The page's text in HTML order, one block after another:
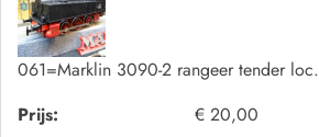
061=Marklin 3090-2 rangeer tender loc.
Prijs:
€ 20,00